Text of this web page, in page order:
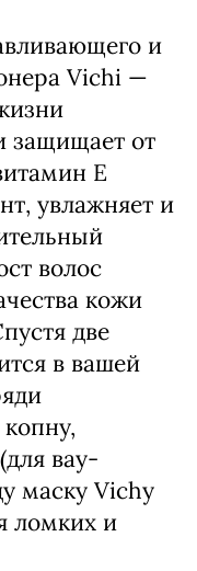
и
Vichi —
защищает от
E
увлажняет и
волос
кожи
две
в вашей
вау-
маску Vichy
ломких и